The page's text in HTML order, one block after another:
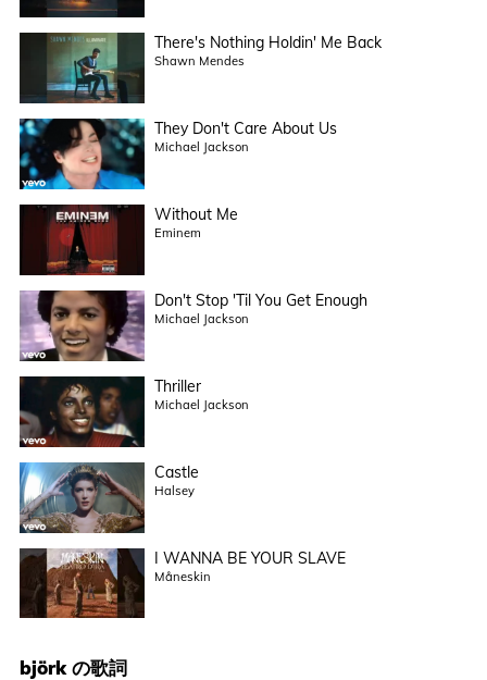
There's Nothing Holdin' Me Back
Shawn Mendes
They Don't Care About Us
Michael Jackson
Without Me
Eminem
Don't Stop 'Til You Get Enough
Michael Jackson
Thriller
Michael Jackson
Castle
Halsey
I WANNA BE YOUR SLAVE
Måneskin
björkの歌詞